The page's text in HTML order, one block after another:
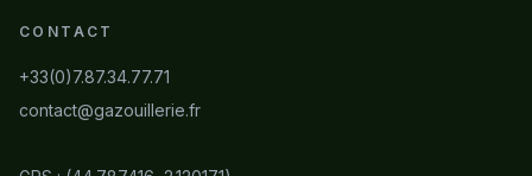
CONTACT
+33(0)7.87.34.77.71
contact@gazouillerie.fr